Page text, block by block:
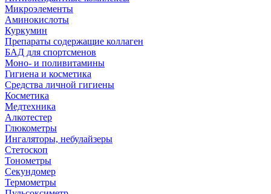
Микроэлементы
Аминокислоты
Куркумин
Препараты содержащие коллаген
БАД для спортсменов
Моно- и поливитамины
Гигиена и косметика
Средства личной гигиены
Косметика
Медтехника
Алкотестер
Глюкометры
Ингаляторы, небулайзеры
Стетоскоп
Тонометры
Секундомер
Термометры